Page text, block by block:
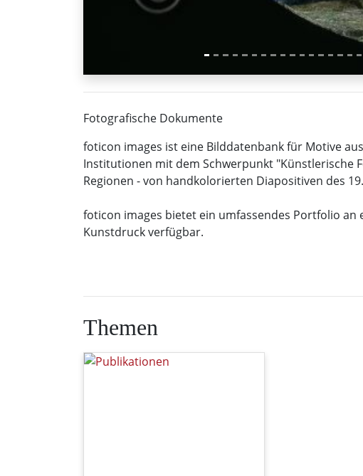
Fotografische Dokumente
foticon images ist eine Bilddatenbank für Motive
Institutionen mit dem Schwerpunkt "Künstlerische
Regionen - von handkolorierten Diapositiven des
foticon images bietet ein umfassendes Portfolio an
Kunstdruck verfügbar.
Themen